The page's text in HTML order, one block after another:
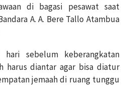
di bagasi pesawat saat
A. A. Bere Tallo Atambua
sebelum keberangkatan
harus diantar agar bisa diatur
jemaah di ruang tunggu